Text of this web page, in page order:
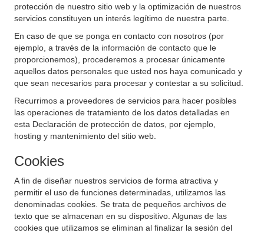
protección de nuestro sitio web y la optimización de nuestros
servicios constituyen un interés legítimo de nuestra parte.
En caso de que se ponga en contacto con nosotros (por
ejemplo, a través de la información de contacto que le
proporcionemos), procederemos a procesar únicamente
aquellos datos personales que usted nos haya comunicado y
que sean necesarios para procesar y contestar a su solicitud.
Recurrimos a proveedores de servicios para hacer posibles
las operaciones de tratamiento de los datos detalladas en
esta Declaración de protección de datos, por ejemplo,
hosting y mantenimiento del sitio web.
Cookies
A fin de diseñar nuestros servicios de forma atractiva y
permitir el uso de funciones determinadas, utilizamos las
denominadas cookies. Se trata de pequeños archivos de
texto que se almacenan en su dispositivo. Algunas de las
cookies que utilizamos se eliminan al finalizar la sesión del